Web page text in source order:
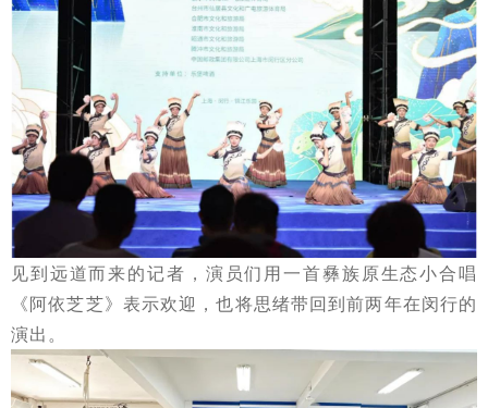
见到远道而来的记者，演员们用一首彝族原生态小合唱
《阿依芝芝》表示欢迎，也将思绪带回到前两年在闵行的
演出。